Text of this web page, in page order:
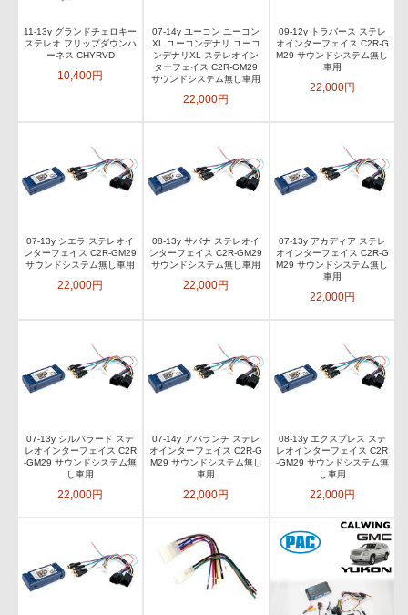
11-13y グランドチェロキー
ステレオ フリップダウンハ
ーネス CHYRVD
10,400円
07-14y ユーコン ユーコン
XL ユーコンデナリ ユーコ
ンデナリXL ステレオイン
ターフェイス C2R-GM29
サウンドシステム無し車用
22,000円
09-12y トラバース ステレ
オインターフェイス C2R-G
M29 サウンドシステム無し
車用
22,000円
07-13y シエラ ステレオイ
ンターフェイス C2R-GM29
サウンドシステム無し車用
22,000円
08-13y サバナ ステレオイ
ンターフェイス C2R-GM29
サウンドシステム無し車用
22,000円
07-13y アカディア ステレ
オインターフェイス C2R-G
M29 サウンドシステム無し
車用
22,000円
07-13y シルバラード ステ
レオインターフェイス C2R
-GM29 サウンドシステム無
し車用
22,000円
07-14y アバランチ ステレ
オインターフェイス C2R-G
M29 サウンドシステム無し
車用
22,000円
08-13y エクスプレス ステ
レオインターフェイス C2R
-GM29 サウンドシステム無
し車用
22,000円